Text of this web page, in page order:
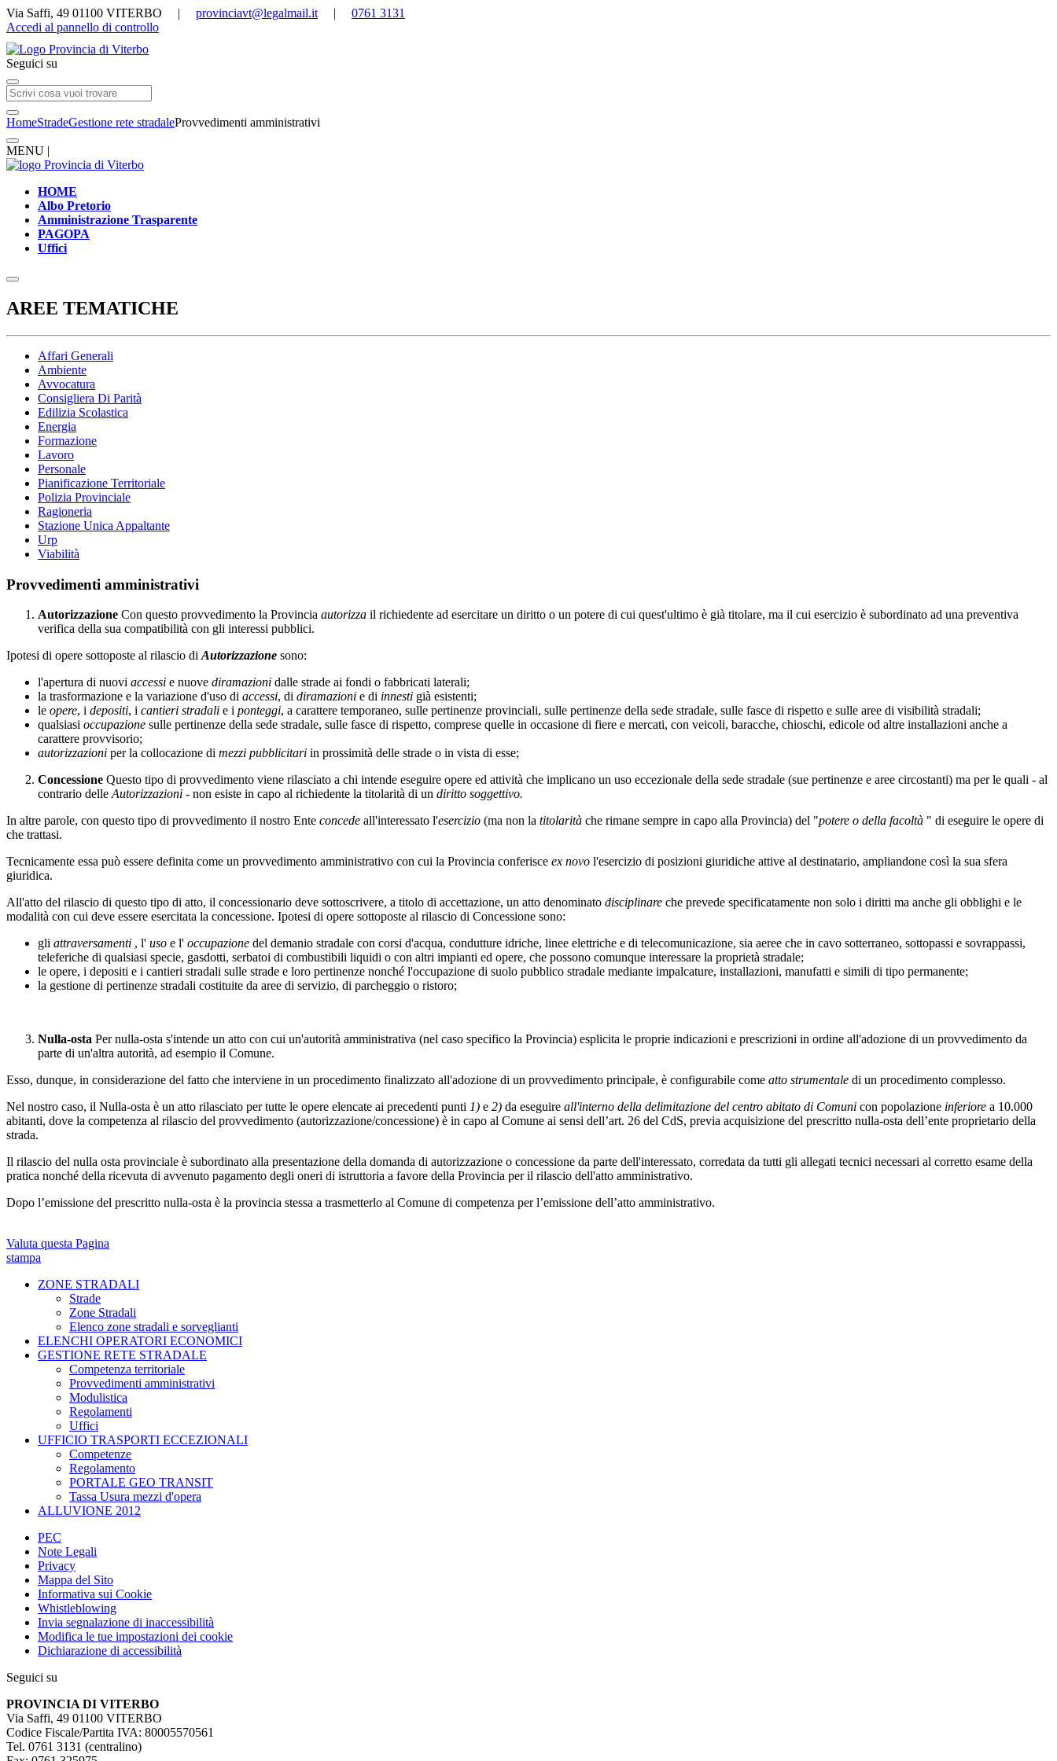
Via Saffi, 49 01100 VITERBO | provinciavt@legalmail.it | 0761 3131
Accedi al pannello di controllo
Seguici su
HomeStradeGestione rete stradaleProvvedimenti amministrativi
MENU |
HOME
Albo Pretorio
Amministrazione Trasparente
PAGOPA
Uffici
AREE TEMATICHE
Affari Generali
Ambiente
Avvocatura
Consigliera Di Parità
Edilizia Scolastica
Energia
Formazione
Lavoro
Personale
Pianificazione Territoriale
Polizia Provinciale
Ragioneria
Stazione Unica Appaltante
Urp
Viabilità
Provvedimenti amministrativi
Autorizzazione Con questo provvedimento la Provincia autorizza il richiedente ad esercitare un diritto o un potere di cui quest'ultimo è già titolare, ma il cui esercizio è subordinato ad una preventiva
verifica della sua compatibilità con gli interessi pubblici.
Ipotesi di opere sottoposte al rilascio di Autorizzazione sono:
l'apertura di nuovi accessi e nuove diramazioni dalle strade ai fondi o fabbricati laterali;
la trasformazione e la variazione d'uso di accessi, di diramazioni e di innesti già esistenti;
le opere, i depositi, i cantieri stradali e i ponteggi, a carattere temporaneo, sulle pertinenze provinciali, sulle pertinenze della sede stradale, sulle fasce di rispetto e sulle aree di visibilità stradali;
qualsiasi occupazione sulle pertinenze della sede stradale, sulle fasce di rispetto, comprese quelle in occasione di fiere e mercati, con veicoli, baracche, chioschi, edicole od altre installazioni anche a
carattere provvisorio;
autorizzazioni per la collocazione di mezzi pubblicitari in prossimità delle strade o in vista di esse;
Concessione Questo tipo di provvedimento viene rilasciato a chi intende eseguire opere ed attività che implicano un uso eccezionale della sede stradale (sue pertinenze e aree circostanti) ma per le quali - al
contrario delle Autorizzazioni - non esiste in capo al richiedente la titolarità di un diritto soggettivo.
In altre parole, con questo tipo di provvedimento il nostro Ente concede all'interessato l'esercizio (ma non la titolarità che rimane sempre in capo alla Provincia) del "potere o della facoltà " di eseguire le opere di
che trattasi.
Tecnicamente essa può essere definita come un provvedimento amministrativo con cui la Provincia conferisce ex novo l'esercizio di posizioni giuridiche attive al destinatario, ampliandone così la sua sfera
giuridica.
All'atto del rilascio di questo tipo di atto, il concessionario deve sottoscrivere, a titolo di accettazione, un atto denominato disciplinare che prevede specificatamente non solo i diritti ma anche gli obblighi e le
modalità con cui deve essere esercitata la concessione. Ipotesi di opere sottoposte al rilascio di Concessione sono:
gli attraversamenti , l' uso e l' occupazione del demanio stradale con corsi d'acqua, condutture idriche, linee elettriche e di telecomunicazione, sia aeree che in cavo sotterraneo, sottopassi e sovrappassi,
teleferiche di qualsiasi specie, gasdotti, serbatoi di combustibili liquidi o con altri impianti ed opere, che possono comunque interessare la proprietà stradale;
le opere, i depositi e i cantieri stradali sulle strade e loro pertinenze nonché l'occupazione di suolo pubblico stradale mediante impalcature, installazioni, manufatti e simili di tipo permanente;
la gestione di pertinenze stradali costituite da aree di servizio, di parcheggio o ristoro;
Nulla-osta Per nulla-osta s'intende un atto con cui un'autorità amministrativa (nel caso specifico la Provincia) esplicita le proprie indicazioni e prescrizioni in ordine all'adozione di un provvedimento da
parte di un'altra autorità, ad esempio il Comune.
Esso, dunque, in considerazione del fatto che interviene in un procedimento finalizzato all'adozione di un provvedimento principale, è configurabile come atto strumentale di un procedimento complesso.
Nel nostro caso, il Nulla-osta è un atto rilasciato per tutte le opere elencate ai precedenti punti 1) e 2) da eseguire all'interno della delimitazione del centro abitato di Comuni con popolazione inferiore a 10.000
abitanti, dove la competenza al rilascio del provvedimento (autorizzazione/concessione) è in capo al Comune ai sensi dell’art. 26 del CdS, previa acquisizione del prescritto nulla-osta dell’ente proprietario della
strada.
Il rilascio del nulla osta provinciale è subordinato alla presentazione della domanda di autorizzazione o concessione da parte dell'interessato, corredata da tutti gli allegati tecnici necessari al corretto esame della
pratica nonché della ricevuta di avvenuto pagamento degli oneri di istruttoria a favore della Provincia per il rilascio dell'atto amministrativo.
Dopo l’emissione del prescritto nulla-osta è la provincia stessa a trasmetterlo al Comune di competenza per l’emissione dell’atto amministrativo.
Valuta questa Pagina
stampa
ZONE STRADALI
Strade
Zone Stradali
Elenco zone stradali e sorveglianti
ELENCHI OPERATORI ECONOMICI
GESTIONE RETE STRADALE
Competenza territoriale
Provvedimenti amministrativi
Modulistica
Regolamenti
Uffici
UFFICIO TRASPORTI ECCEZIONALI
Competenze
Regolamento
PORTALE GEO TRANSIT
Tassa Usura mezzi d'opera
ALLUVIONE 2012
PEC
Note Legali
Privacy
Mappa del Sito
Informativa sui Cookie
Whistleblowing
Invia segnalazione di inaccessibilità
Modifica le tue impostazioni dei cookie
Dichiarazione di accessibilità
Seguici su
PROVINCIA DI VITERBO
Via Saffi, 49 01100 VITERBO
Codice Fiscale/Partita IVA: 80005570561
Tel. 0761 3131 (centralino)